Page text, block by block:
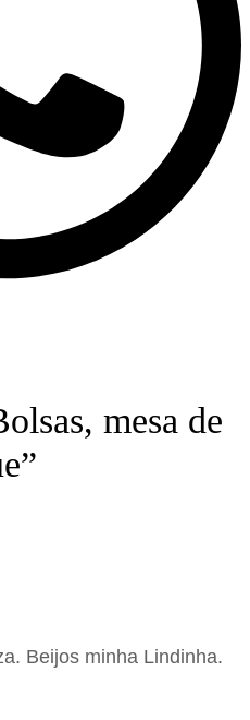
mesa de
Beijos minha Lindinha.